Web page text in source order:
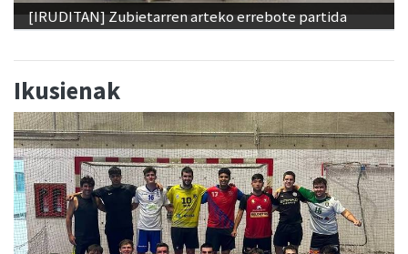
[IRUDITAN] Zubietarren arteko errebote partida
Ikusienak